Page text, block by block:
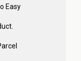
Easy